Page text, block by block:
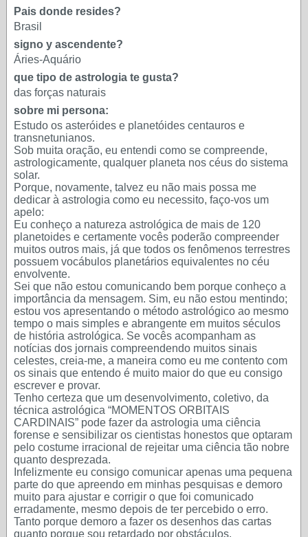
Pais donde resides?
Brasil
signo y ascendente?
Áries-Aquário
que tipo de astrologia te gusta?
das forças naturais
sobre mi persona:
Estudo os asteróides e planetóides centauros e
transnetunianos.
Sob muita oração, eu entendi como se compreende,
astrologicamente, qualquer planeta nos céus do sistema
solar.
Porque, novamente, talvez eu não mais possa me
dedicar à astrologia como eu necessito, faço-vos um
apelo:
Eu conheço a natureza astrológica de mais de 120
planetoides e certamente vocês poderão compreender
muitos outros mais, já que todos os fenômenos terrestres
possuem vocábulos planetários equivalentes no céu
envolvente.
Sei que não estou comunicando bem porque conheço a
importância da mensagem. Sim, eu não estou mentindo;
estou vos apresentando o método astrológico ao mesmo
tempo o mais simples e abrangente em muitos séculos
de história astrológica. Se vocês acompanham as
notícias dos jornais compreendendo muitos sinais
celestes, creia-me, a maneira como eu me contento com
os sinais que entendo é muito maior do que eu consigo
escrever e provar.
Tenho certeza que um desenvolvimento, coletivo, da
técnica astrológica “MOMENTOS ORBITAIS
CARDINAIS” pode fazer da astrologia uma ciência
forense e sensibilizar os cientistas honestos que optaram
pelo costume irracional de rejeitar uma ciência tão nobre
quanto desprezada.
Infelizmente eu consigo comunicar apenas uma pequena
parte do que apreendo em minhas pesquisas e demoro
muito para ajustar e corrigir o que foi comunicado
erradamente, mesmo depois de ter percebido o erro.
Tanto porque demoro a fazer os desenhos das cartas
quanto porque sou retardado por obstáculos.